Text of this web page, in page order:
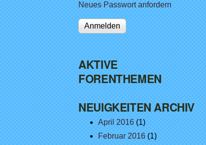
Neues Passwort anfordern
AKTIVE
FORENTHEMEN
NEUIGKEITEN ARCHIV
April 2016(1)
Februar 2016(1)